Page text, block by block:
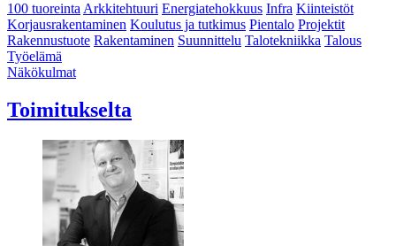
100 tuoreintaArkkitehtuuri Energiatehokkuus Infra Kiinteistöt
Korjausrakentaminen Koulutus ja tutkimus Pientalo Projektit
Rakennustuote Rakentaminen Suunnittelu Talotekniikka Talous
Työelämä
Näkökulmat
Toimitukselta